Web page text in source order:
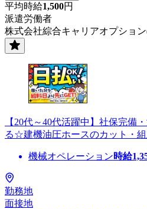
平均時給1,500円
派遣労働者
株式会社綜合キャリアオプショ
【20代～40代活躍中】社保完備
る☆建機油圧ホースのカット・
機械オペレーション時給
勤務地
面接地